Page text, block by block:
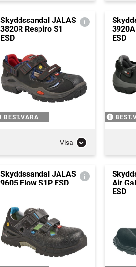
Skyddssandal JALAS
3820R Respiro S1
ESD
BEST.VARA
Visa
ESD
Skyddssandal JALAS
9605 Flow S1P ESD
Air
ESD